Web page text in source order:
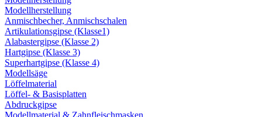
Modellherstellung
Anmischbecher, Anmischschalen
Artikulationsgipse (Klasse1)
Alabastergipse (Klasse 2)
Hartgipse (Klasse 3)
Superhartgipse (Klasse 4)
Modellsäge
Löffelmaterial
Löffel- & Basisplatten
Abdruckgipse
Modellmaterial & Zahnfleischmasken